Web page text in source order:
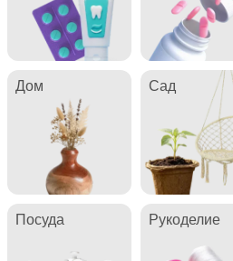
Дом Сад
Посуда Рукоделие